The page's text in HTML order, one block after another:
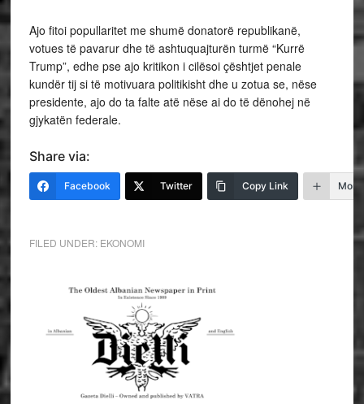
Ajo fitoi popullaritet me shumë donatorë republikanë,
votues të pavarur dhe të ashtuquajturën turmë “Kurrë
Trump”, edhe pse ajo kritikon i cilësoi çështjet penale
kundër tij si të motivuara politikisht dhe u zotua se, nëse
presidente, ajo do ta falte atë nëse ai do të dënohej në
gjykatën federale.
Share via:
Facebook Twitter Copy Link More
FILED UNDER: EKONOMI